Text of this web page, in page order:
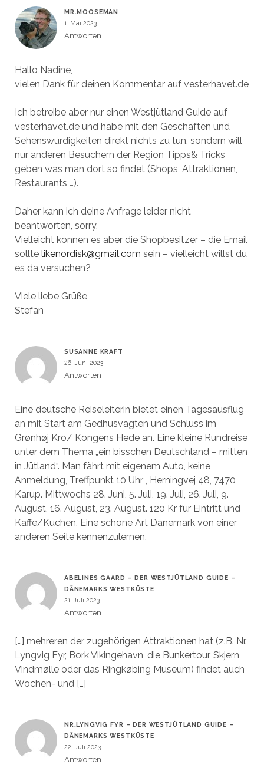
MR.MOOSEMAN
1. Mai 2023
Antworten
Hallo Nadine,
vielen Dank für deinen Kommentar auf vesterhavet.de
Ich betreibe aber nur einen Westjütland Guide auf
vesterhavet.de und habe mit den Geschäften und
Sehenswürdigkeiten direkt nichts zu tun, sondern will
nur anderen Besuchern der Region Tipps& Tricks
geben was man dort so findet (Shops, Attraktionen,
Restaurants …).
Daher kann ich deine Anfrage leider nicht
beantworten, sorry.
Vielleicht können es aber die Shopbesitzer – die Email
sollte likenordisk@gmail.com sein – vielleicht willst du
es da versuchen?
Viele liebe Grüße,
Stefan
SUSANNE KRAFT
26. Juni 2023
Antworten
Eine deutsche Reiseleiterin bietet einen Tagesausflug
an mit Start am Gedhusvagten und Schluss im
Grønhøj Kro/ Kongens Hede an. Eine kleine Rundreise
unter dem Thema „ein bisschen Deutschland – mitten
in Jütland“. Man fährt mit eigenem Auto, keine
Anmeldung, Treffpunkt 10 Uhr , Herningvej 48, 7470
Karup. Mittwochs 28. Juni, 5. Juli, 19. Juli, 26. Juli, 9.
August, 16. August, 23. August. 120 Kr für Eintritt und
Kaffe/Kuchen. Eine schöne Art Dänemark von einer
anderen Seite kennenzulernen.
ABELINES GAARD – DER WESTJÜTLAND GUIDE –
DÄNEMARKS WESTKÜSTE
21. Juli 2023
Antworten
[…] mehreren der zugehörigen Attraktionen hat (z.B. Nr.
Lyngvig Fyr, Bork Vikingehavn, die Bunkertour, Skjern
Vindmølle oder das Ringkøbing Museum) findet auch
Wochen- und […]
NR.LYNGVIG FYR – DER WESTJÜTLAND GUIDE –
DÄNEMARKS WESTKÜSTE
22. Juli 2023
Antworten